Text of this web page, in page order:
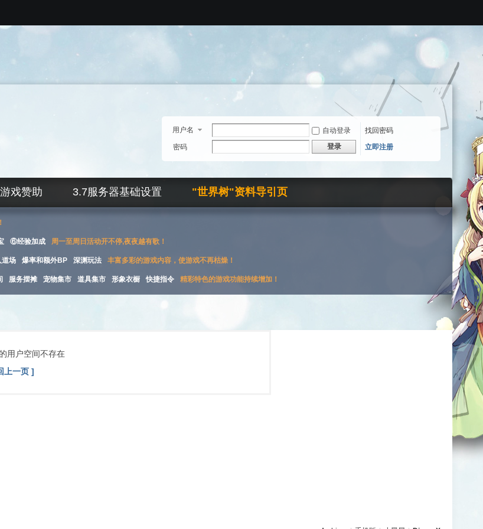
用户名 自动登录
找回密码
密码
登录 立即注册
游戏赞助 3.7服务器基础设置 "世界树"资料导引页
⑥经验加成 周一至周日活动开不停,夜夜越有歌！
道场 爆率和额外BP 深渊玩法 丰富多彩的游戏内容，使游戏不再枯燥！
服务摆摊 宠物集市 道具集市 形象衣橱 快捷指令 精彩特色的游戏功能持续增加！
用户空间不存在
上一页 ]